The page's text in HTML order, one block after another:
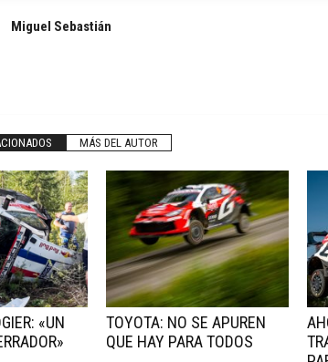
Miguel Sebastián
MÁS DEL AUTOR
«UN
TOYOTA: NO SE APUREN
QUE HAY PARA TODOS